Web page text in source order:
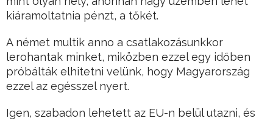
kiáramoltatnia pénzt, a tőkét.
A német multik anno a csatlakozásunkkor
lerohantak minket, miközben ezzel egy időben
próbálták elhitetni velünk, hogy Magyarország
ezzel az egésszel nyert.
Igen, szabadon lehetett az EU-n belül utazni, és